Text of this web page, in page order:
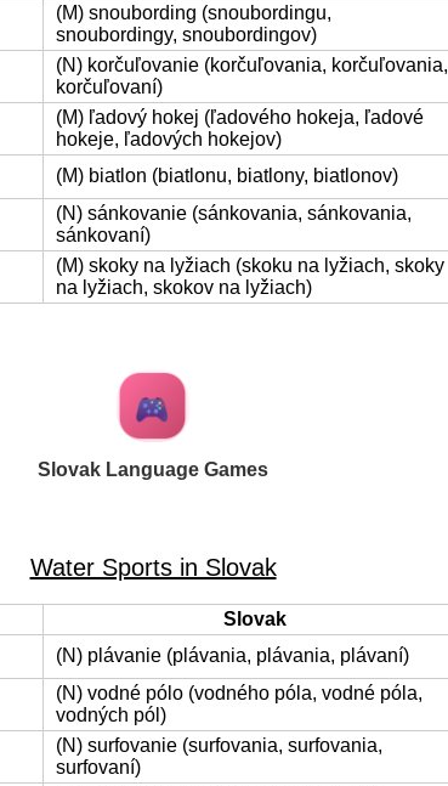
(M) snoubording (snoubordingu,
snoubordingy, snoubordingov)
(N) korčuľovanie (korčuľovania, korčuľovania,
korčuľovaní)
(M) ľadový hokej (ľadového hokeja, ľadové
hokeje, ľadových hokejov)
(M) biatlon (biatlonu, biatlony, biatlonov)
(N) sánkovanie (sánkovania, sánkovania,
sánkovaní)
(M) skoky na lyžiach (skoku na lyžiach, skoky
na lyžiach, skokov na lyžiach)
Slovak Language Games
Water Sports in Slovak
Slovak
(N) plávanie (plávania, plávania, plávaní)
(N) vodné pólo (vodného póla, vodné póla,
vodných pól)
(N) surfovanie (surfovania, surfovania,
surfovaní)